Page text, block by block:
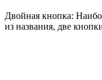
Двойная кнопка:
из названия, две